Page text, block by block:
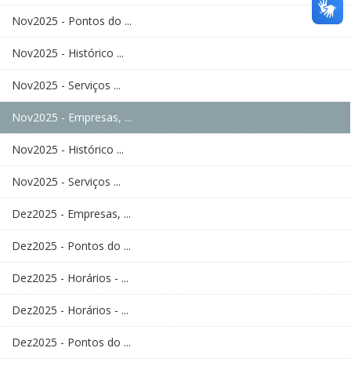
Nov2025 - Pontos do ...
Nov2025 - Histórico ...
Nov2025 - Serviços ...
Nov2025 - Empresas, ...
Nov2025 - Histórico ...
Nov2025 - Serviços ...
Dez2025 - Empresas, ...
Dez2025 - Pontos do ...
Dez2025 - Horários - ...
Dez2025 - Horários - ...
Dez2025 - Pontos do ...